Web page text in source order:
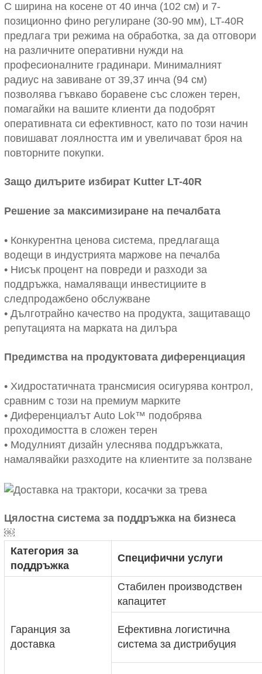
С ширина на косене от 40 инча (102 см) и 7-
позиционно фино регулиране (30-90 мм), LT-40R
предлага три режима на обработка, за да отговори
на различните оперативни нужди на
професионалните градинари. Минималният
радиус на завиване от 39,37 инча (94 см)
позволява гъвкаво боравене със сложен терен,
помагайки на вашите клиенти да подобрят
оперативната си ефективност, като по този начин
повишават лоялността им и увеличават броя на
повторните покупки.
Защо дилърите избират Kutter LT-40R
Решение за максимизиране на печалбата
• Конкурентна ценова система, предлагаща
водещи в индустрията маржове на печалба
• Нисък процент на повреди и разходи за
поддръжка, намаляващи инвестициите в
следпродажбено обслужване
• Дълготрайно качество на продукта, защитаващо
репутацията на марката на дилъра
Предимства на продуктовата диференциация
• Хидростатичната трансмисия осигурява контрол,
сравним с този на премиум марките
• Диференциалът Auto Lok™ подобрява
проходимостта в сложен терен
• Модулният дизайн улеснява поддръжката,
намалявайки разходите на клиентите за ползване
Цялостна система за поддръжка на бизнеса
￼
Категория за
поддръжка
Специфични услуги
Гаранция за
доставка
Стабилен производствен
капацитет
Ефективна логистична
система за дистрибуция